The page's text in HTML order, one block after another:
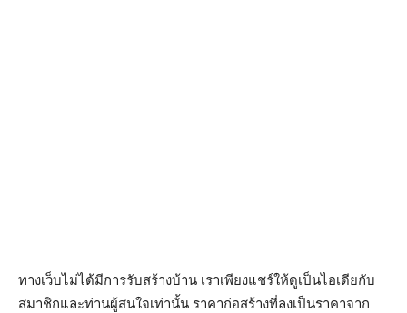
ทางเว็บไม่ได้มีการรับสร้างบ้าน เราเพียงแชร์ให้ดูเป็นไอเดียกับ
สมาชิกและท่านผู้สนใจเท่านั้น ราคาก่อสร้างที่ลงเป็นราคาจาก